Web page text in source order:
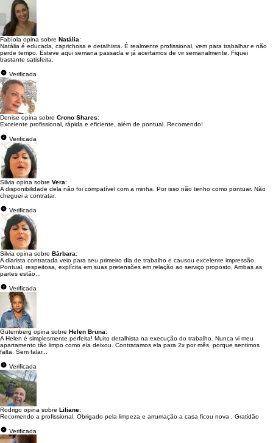
Fabíola opina sobre Natália:
Natália é educada, caprichosa e detalhista. É realmente profissional, vem para trabalhar e não
perde tempo. Esteve aqui semana passada e já acertamos de vir semanalmente. Fiquei
bastante satisfeita.
Verificada
Denise opina sobre Crono Shares:
Excelente profissional, rápida e eficiente, além de pontual. Recomendo!
Verificada
Silvia opina sobre Vera:
A disponibilidade dela não foi compatível com a minha. Por isso não tenho como pontuar. Não
cheguei a contratar.
Verificada
Silvia opina sobre Bárbara:
A diarista contratada veio para seu primeiro dia de trabalho e causou excelente impressão.
Pontual, respeitosa, explícita em suas pretensões em relação ao serviço proposto. Ambas as
partes estão...
Verificada
Gutemberg opina sobre Helen Bruna:
A Helen é simplesmente perfeita! Muito detalhista na execução do trabalho. Nunca vi meu
apartamento tão limpo como ela deixou. Contratamos ela para 2x por mês, porque sentimos
falta. Sem falar...
Verificada
Rodrigo opina sobre Liliane:
Recomendo a profissional. Obrigado pela limpeza e arrumação a casa ficou nova . Gratidão
Verificada